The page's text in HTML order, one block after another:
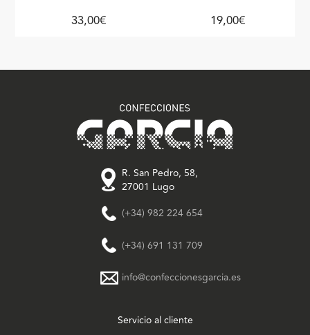
33,00€ 19,00€
R. San Pedro, 58,
27001 Lugo
(+34) 982 224 654
(+34) 691 131 709
info@confeccionesgarcia.es
Servicio al cliente